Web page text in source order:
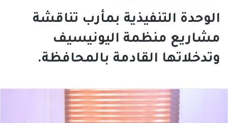
الوحدة التنفيذية بمأرب تناقشة
مشاريع منظمة اليونيسيف
وتدخلاتها القادمة بالمحافظة.